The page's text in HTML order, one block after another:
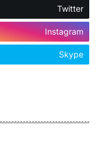
Twitter
Instagram
Skype